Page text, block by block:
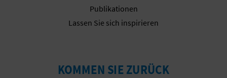
Publikationen
Lassen Sie sich inspirieren
KOMMEN SIE ZURÜCK